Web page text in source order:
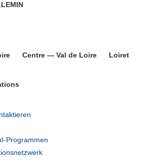
Centre — Val de Loire Loiret
Programmen